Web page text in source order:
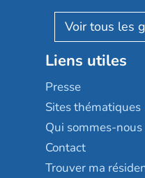
Reseda
Stella
Les villages d'or
Sérénys
Résidences
Résidalya
Groupe aplus
AGE D'OR
Liens utiles
Presse
Sites thématiques
Qui sommes-nous
Contact
Trouver ma